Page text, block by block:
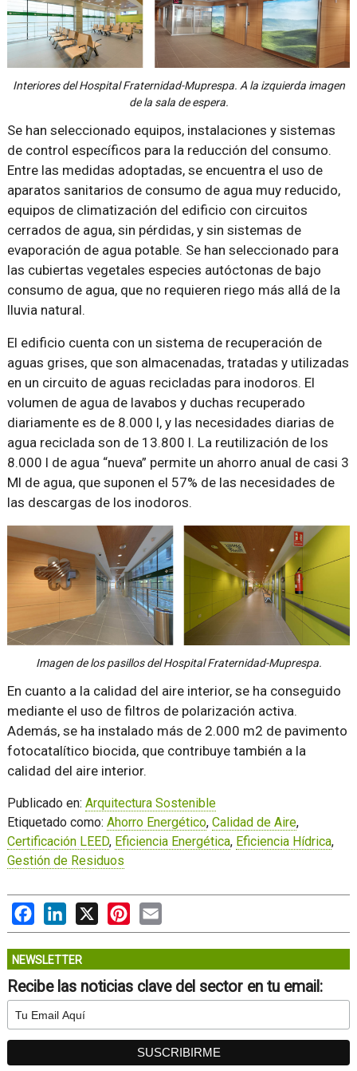
Interiores del Hospital Fraternidad-Muprespa. A la izquierda imagen
de la sala de espera.
Se han seleccionado equipos, instalaciones y sistemas
de control específicos para la reducción del consumo.
Entre las medidas adoptadas, se encuentra el uso de
aparatos sanitarios de consumo de agua muy reducido,
equipos de climatización del edificio con circuitos
cerrados de agua, sin pérdidas, y sin sistemas de
evaporación de agua potable. Se han seleccionado para
las cubiertas vegetales especies autóctonas de bajo
consumo de agua, que no requieren riego más allá de la
lluvia natural.
El edificio cuenta con un sistema de recuperación de
aguas grises, que son almacenadas, tratadas y utilizadas
en un circuito de aguas recicladas para inodoros. El
volumen de agua de lavabos y duchas recuperado
diariamente es de 8.000 l, y las necesidades diarias de
agua reciclada son de 13.800 l. La reutilización de los
8.000 l de agua “nueva” permite un ahorro anual de casi 3
Ml de agua, que suponen el 57% de las necesidades de
las descargas de los inodoros.
Imagen de los pasillos del Hospital Fraternidad-Muprespa.
En cuanto a la calidad del aire interior, se ha conseguido
mediante el uso de filtros de polarización activa.
Además, se ha instalado más de 2.000 m2 de pavimento
fotocatalítico biocida, que contribuye también a la
calidad del aire interior.
Publicado en: Arquitectura Sostenible
Etiquetado como: Ahorro Energético, Calidad de Aire,
Certificación LEED, Eficiencia Energética, Eficiencia Hídrica,
Gestión de Residuos
FacebookLinkedIn
X PinterestEmail
NEWSLETTER
Recibe las noticias clave del sector en tu email: